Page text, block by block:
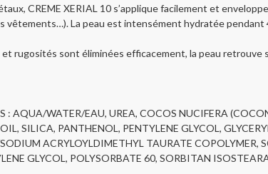
CREME XERIAL 10 s’applique facilement et
vêtements…). La peau est intensément hydratée pendant
et rugosités sont éliminées efficacement, la peau
: AQUA/WATER/EAU, UREA, COCOS NUCIFERA
SILICA, PANTHENOL, PENTYLENE GLYCOL,
ACRYLOYLDIMETHYL TAURATE COPOLYMER,
GLYCOL, POLYSORBATE 60, SORBITAN